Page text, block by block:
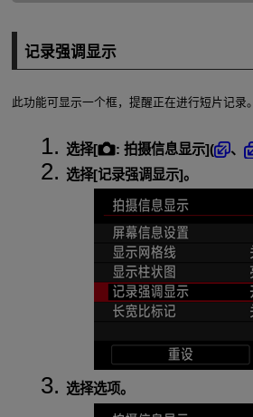
记录强调显示
此功能可显示一个框，提醒正在进行短片记录。
选择[ : 拍摄信息显示]( 、
选择[记录强调显示]。
选择选项。